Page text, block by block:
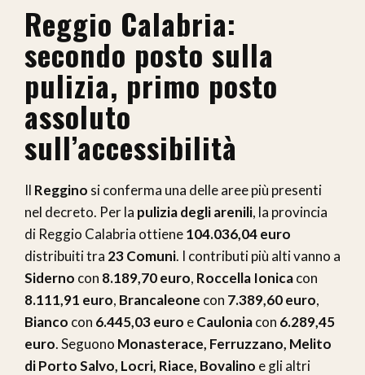
Reggio Calabria:
secondo posto sulla
pulizia, primo posto
assoluto
sull’accessibilità
Il Reggino si conferma una delle aree più presenti
nel decreto. Per la pulizia degli arenili, la provincia
di Reggio Calabria ottiene104.036,04 euro
distribuiti tra 23 Comuni. I contributi più alti vanno a
Siderno con 8.189,70 euro, Roccella Ionicacon
8.111,91 euro, Brancaleone con 7.389,60 euro,
Bianco con 6.445,03 euro eCauloniacon 6.289,45
euro. Seguono Monasterace, Ferruzzano, Melito
di Porto Salvo, Locri, Riace, Bovalino e gli altri